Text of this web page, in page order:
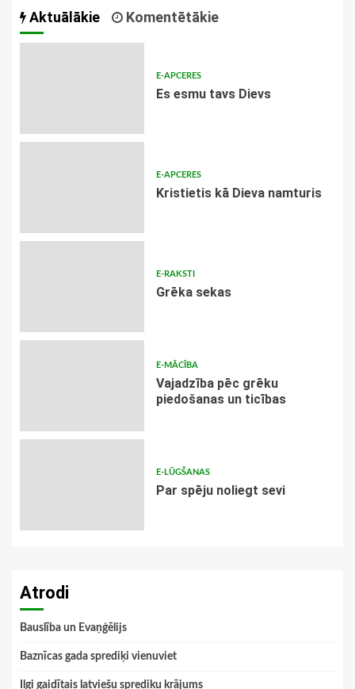
Aktuālākie Komentētākie
E-APCERES
Es esmu tavs Dievs
E-APCERES
Kristietis kā Dieva namturis
E-RAKSTI
Grēka sekas
E-MĀCĪBA
Vajadzība pēc grēku
piedošanas un ticības
E-LŪGŠANAS
Par spēju noliegt sevi
Atrodi
Bauslība un Evaņģēlijs
Baznīcas gada sprediķi vienuviet
Ilgi gaidītais latviešu sprediķu krājums